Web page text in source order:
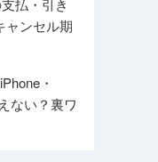
ャンセル期
・
ない？裏ワ